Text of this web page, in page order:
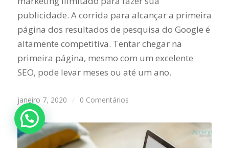
publicidade. A corrida para alcançar a primeira
página dos resultados de pesquisa do Google é
altamente competitiva. Tentar chegar na
primeira página, mesmo com um excelente
SEO, pode levar meses ou até um ano.
janeiro 7, 2020 / 0 Comentários